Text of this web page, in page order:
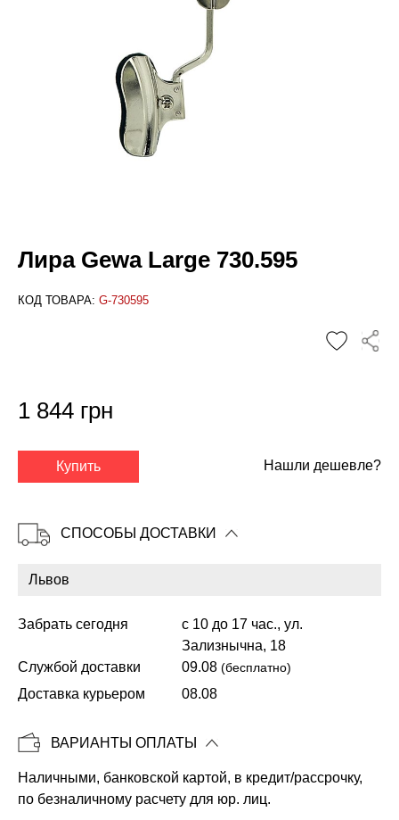
Лира Gewa Large 730.595
КОД ТОВАРА: G-730595
✕
Копировать
1 844 грн
Купить Нашли дешевле?
СПОСОБЫ ДОСТАВКИ
Забрать сегодня
с 10 до 17 час., ул.
Зализнычна, 18
Службой доставки
09.08 (бесплатно)
Доставка курьером 08.08
ВАРИАНТЫ ОПЛАТЫ
Наличными, банковской картой, в кредит/рассрочку,
по безналичному расчету для юр. лиц.